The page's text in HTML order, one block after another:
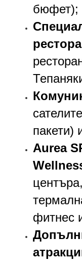
бюфет);
пакети)
Aurea
фитнес